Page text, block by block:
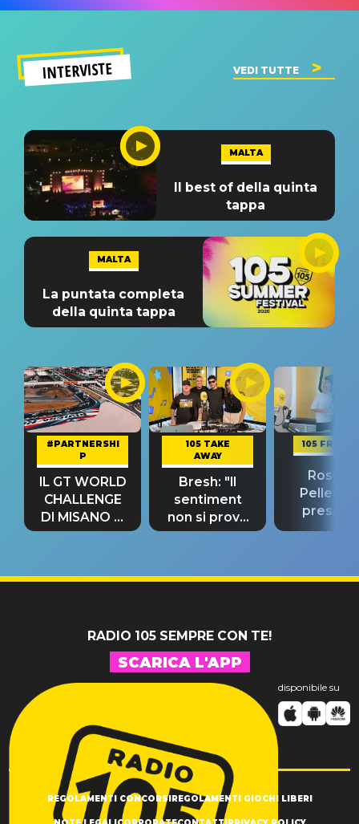
INTERVISTE VEDI TUTTE
MALTA
Il best of della quinta
tappa
MALTA
La puntata completa
della quinta tappa
#PARTNERSHI
P
IL GT WORLD
CHALLENGE
DI MISANO si
riconferma
105 TAKE
AWAY
Bresh: "Il
sentiment
non si prova
fino alla notte
105
Rosario
“Così
RADIO 105 SEMPRE CON TE!
SCARICA L'APP
disponibile su
REGOLAMENTI CONCORSI REGOLAMENTI GIOCHI LIBERI